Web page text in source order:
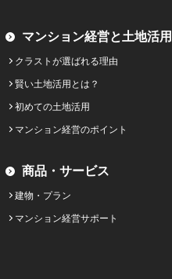
マンション経営と土地活用
クラストが選ばれる理由
賢い土地活用とは？
初めての土地活用
マンション経営のポイント
商品・サービス
建物・プラン
マンション経営サポート